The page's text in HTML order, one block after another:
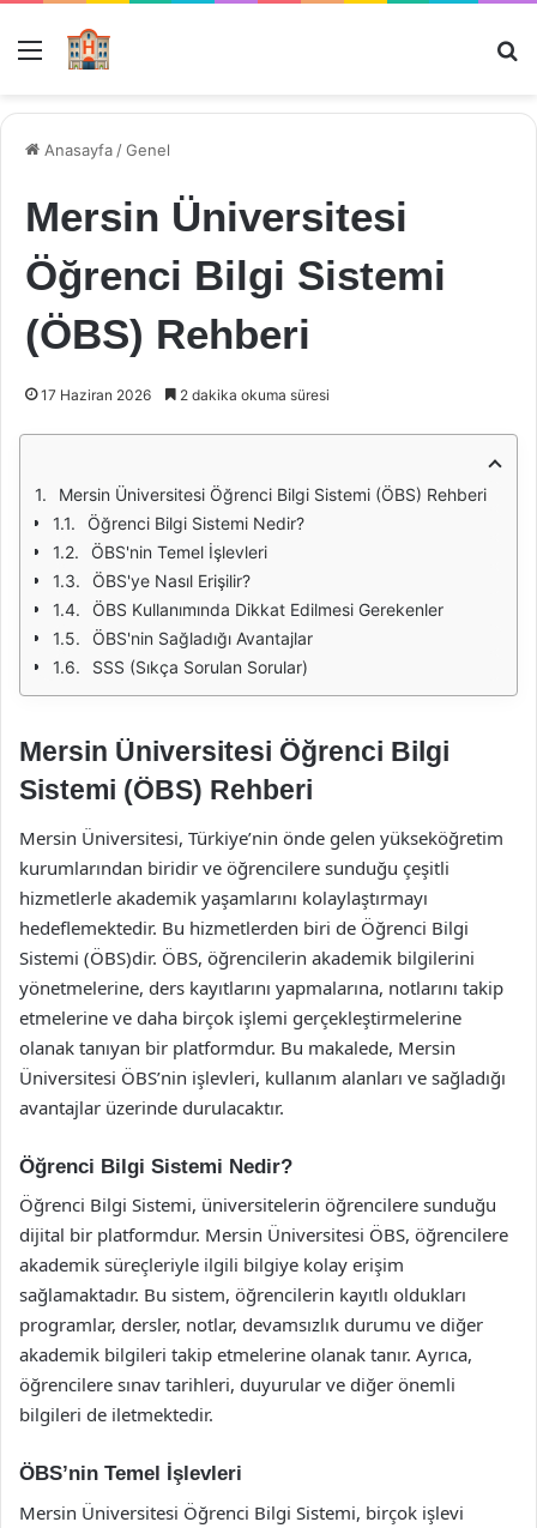
Menü
Anasayfa /Genel
Mersin Üniversitesi
Öğrenci Bilgi Sistemi
(ÖBS) Rehberi
17 Haziran 2026 2 dakika okuma süresi
Mersin Üniversitesi Öğrenci Bilgi Sistemi (ÖBS) Rehberi
Öğrenci Bilgi Sistemi Nedir?
ÖBS'nin Temel İşlevleri
ÖBS'ye Nasıl Erişilir?
ÖBS Kullanımında Dikkat Edilmesi Gerekenler
ÖBS'nin Sağladığı Avantajlar
SSS (Sıkça Sorulan Sorular)
Mersin Üniversitesi Öğrenci Bilgi
Sistemi (ÖBS) Rehberi
Mersin Üniversitesi, Türkiye’nin önde gelen yükseköğretim
kurumlarından biridir ve öğrencilere sunduğu çeşitli
hizmetlerle akademik yaşamlarını kolaylaştırmayı
hedeflemektedir. Bu hizmetlerden biri de Öğrenci Bilgi
Sistemi (ÖBS)dir. ÖBS, öğrencilerin akademik bilgilerini
yönetmelerine, ders kayıtlarını yapmalarına, notlarını takip
etmelerine ve daha birçok işlemi gerçekleştirmelerine
olanak tanıyan bir platformdur. Bu makalede, Mersin
Üniversitesi ÖBS’nin işlevleri, kullanım alanları ve sağladığı
avantajlar üzerinde durulacaktır.
Öğrenci Bilgi Sistemi Nedir?
Öğrenci Bilgi Sistemi, üniversitelerin öğrencilere sunduğu
dijital bir platformdur. Mersin Üniversitesi ÖBS, öğrencilere
akademik süreçleriyle ilgili bilgiye kolay erişim
sağlamaktadır. Bu sistem, öğrencilerin kayıtlı oldukları
programlar, dersler, notlar, devamsızlık durumu ve diğer
akademik bilgileri takip etmelerine olanak tanır. Ayrıca,
öğrencilere sınav tarihleri, duyurular ve diğer önemli
bilgileri de iletmektedir.
ÖBS’nin Temel İşlevleri
Mersin Üniversitesi Öğrenci Bilgi Sistemi, birçok işlevi